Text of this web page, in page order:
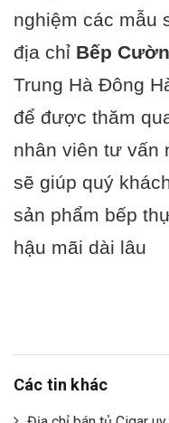
nghiệm các mẫu
địa chỉ Bếp
Trung Hà Đông
để được thăm
nhân viên tư vấn
sẽ giúp quý
sản phẩm bếp
hậu mãi dài lâu
Các tin khác